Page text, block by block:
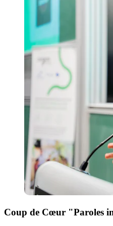
Coup de Cœur "Paroles